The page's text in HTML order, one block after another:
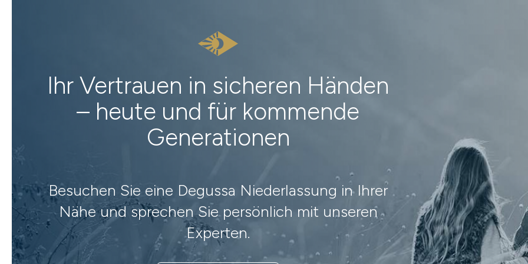
Ihr Vertrauen in sicheren Händen
– heute und für kommende
Generationen
Besuchen Sie eine Degussa Niederlassung in Ihrer
Nähe und sprechen Sie persönlich mit unseren
Experten.